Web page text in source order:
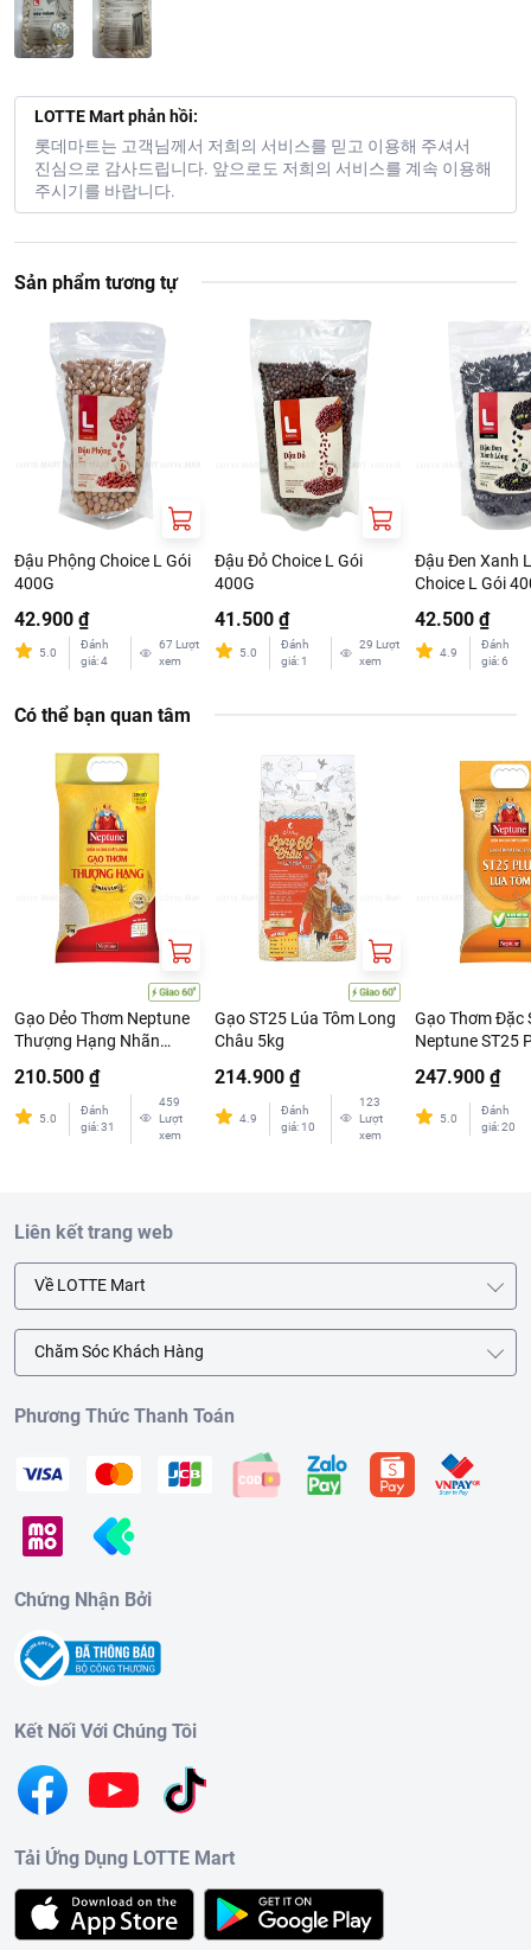
LOTTE Mart phản hồi:
롯데마트는 고객님께서 저희의 서비스를 믿고 이용해 주셔서
진심으로 감사드립니다. 앞으로도 저희의 서비스를 계속 이용해
주시기를 바랍니다.
Sản phẩm tương tự
Đậu Phộng Choice L Gói
400G
42.900 ₫
5.0
Đánh
giá:4
67 Lượt
xem
Đậu Đỏ Choice L Gói
400G
41.500 ₫
5.0
Đánh
giá: 1
29 Lượt
xem
Đậu Đen Xanh
Choice L Gói
42.500 ₫
4.9
Đánh
giá:6
Có thể bạn quan tâm
Gạo Dẻo Thơm Neptune
Thượng Hạng Nhãn
210.500 ₫
5.0
Đánh
giá:31
459
Lượt
xem
Gạo ST25 Lúa Tôm Long
Châu 5kg
214.900 ₫
4.9
Đánh
giá: 10
123
Lượt
xem
Gạo Thơm Đặc
Neptune ST25
247.900 ₫
5.0
Đánh
giá:20
Liên kết trang web
Về LOTTE Mart
Chăm Sóc Khách Hàng
Phương Thức Thanh Toán
Chứng Nhận Bởi
Kết Nối Với Chúng Tôi
Tải Ứng Dụng LOTTE Mart